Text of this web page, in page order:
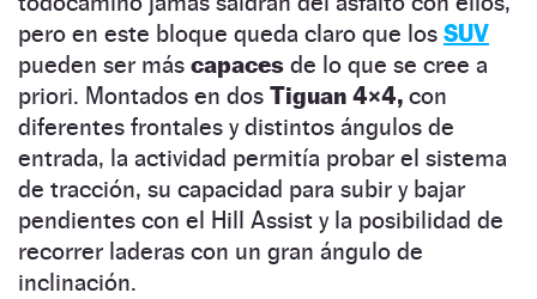
pero en este bloque queda claro que los SUV
pueden ser más capaces de lo que se cree a
priori. Montados en dos Tiguan 4×4, con
diferentes frontales y distintos ángulos de
entrada, la actividad permitía probar el sistema
de tracción, su capacidad para subir y bajar
pendientes con el Hill Assist y la posibilidad de
recorrer laderas con un gran ángulo de
inclinación.